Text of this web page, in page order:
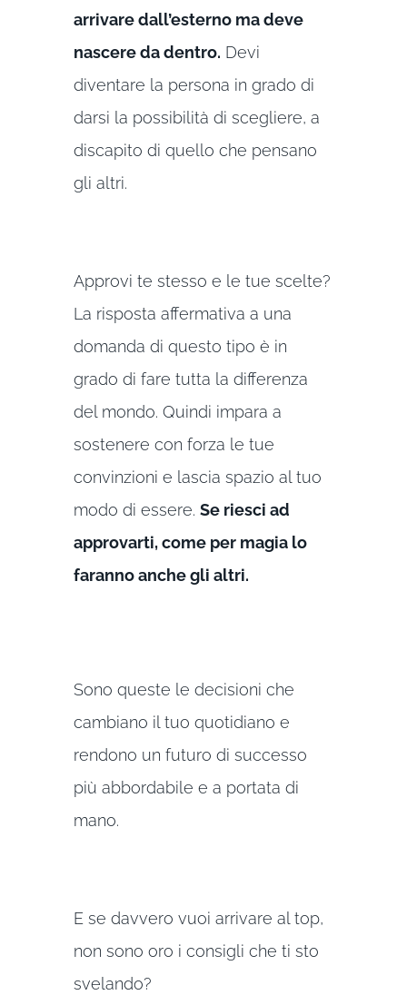
arrivare dall’esterno ma deve
nascere da dentro. Devi
diventare la persona in grado di
darsi la possibilità di scegliere, a
discapito di quello che pensano
gli altri.
Approvi te stesso e le tue scelte?
La risposta affermativa a una
domanda di questo tipo è in
grado di fare tutta la differenza
del mondo. Quindi impara a
sostenere con forza le tue
convinzioni e lascia spazio al tuo
modo di essere. Se riesci ad
approvarti, come per magia lo
faranno anche gli altri.
Sono queste le decisioni che
cambiano il tuo quotidiano e
rendono un futuro di successo
più abbordabile e a portata di
mano.
E se davvero vuoi arrivare al top,
non sono oro i consigli che ti sto
svelando?